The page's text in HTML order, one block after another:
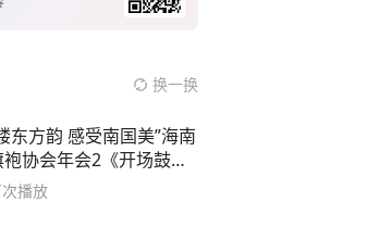
换一换
东方韵 感受南国美”海南
协会年会2《开场鼓》
次播放